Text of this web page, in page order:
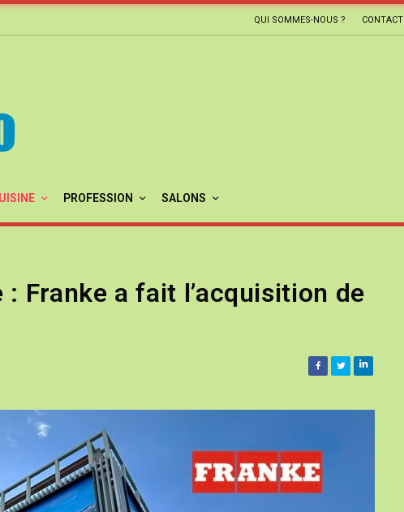
QUI SOMMES-NOUS ? CONTACT
PROFESSION SALONS
Franke a fait l’acquisition de